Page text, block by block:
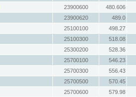
23900600
480.606
23900620
489.0
25100100
498.27
25100300
518.08
25300200
528.36
25700100
546.23
25700300
556.43
25700500
570.45
25700600
579.98